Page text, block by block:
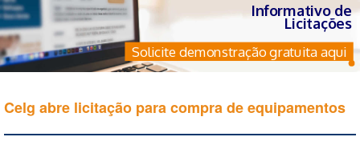
Informativo de
Licitações
Solicite demonstração gratuita aqui
Celg abre licitação para compra de equipamentos